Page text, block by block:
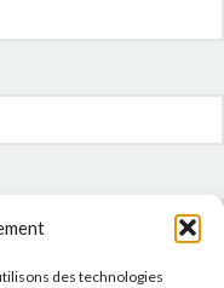
des technologies